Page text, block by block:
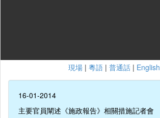
現場 | 粵語 | 普通話 | English
16-01-2014
主要官員闡述《施政報告》相關措施記者會